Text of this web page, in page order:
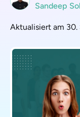
Sandeep
Aktualisiert am